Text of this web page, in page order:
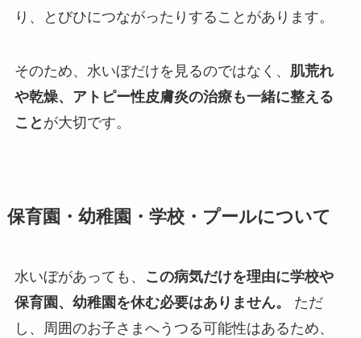
り、とびひにつながったりすることがあります。
そのため、水いぼだけを見るのではなく、 肌荒れ
や乾燥、アトピー性皮膚炎の治療も一緒に整える
こと が大切です。
保育園・幼稚園・学校・プールについて
水いぼがあっても、
この病気だけを理由に学校や
保育園、幼稚園を休む必要はありません。
ただ
し、周囲のお子さまへうつる可能性はあるため、